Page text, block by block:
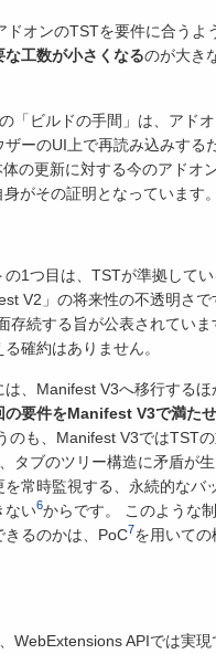
オンのTSTを要件に合うよ
な工数が小さくなるのが大き
「ビルドの手間」は、アド
ーのUI上で再読み込みする
の更新に対する今のアドオ
がその証明となっています。
の1つ目は、TSTが準拠して
V2」の将来性の不透明さ
存続する旨が公表されていま
確約はありません。
は、Manifest V3へ移行する
の要件をManifest V3で満た
のも、Manifest V3ではTST
タブのツリー構造に矛盾が
を常時監視する、永続的なバ
ない6からです。 このような
きるのかは、PoC7を用いて
WebExtensions APIでは実現